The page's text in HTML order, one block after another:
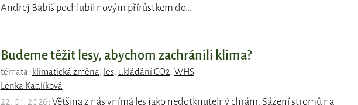
Andrej Babiš pochlubil novým přírůstkem do…
Budeme těžit lesy, abychom zachránili klima?
témata: klimatická změna les, ukládání CO2 WHS
Lenka Kadlíková
22. 01. 2026: Většina z nás vnímá les jako nedotknutelný chrám. Sázení stromů na